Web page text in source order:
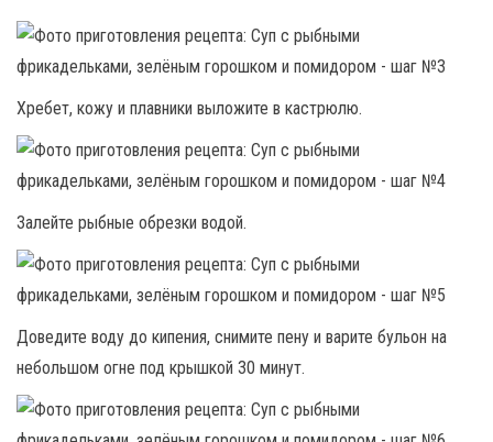
Хребет, кожу и плавники выложите в кастрюлю.
Залейте рыбные обрезки водой.
Доведите воду до кипения, снимите пену и варите бульон на
небольшом огне под крышкой 30 минут.